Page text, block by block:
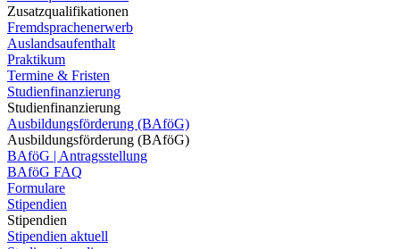
Zusatzqualifikationen
Fremdsprachenerwerb
Auslandsaufenthalt
Praktikum
Termine & Fristen
Studienfinanzierung
Studienfinanzierung
Ausbildungsförderung (BAföG)
Ausbildungsförderung (BAföG)
BAföG | Antragsstellung
BAföG FAQ
Formulare
Stipendien
Stipendien
Stipendien aktuell